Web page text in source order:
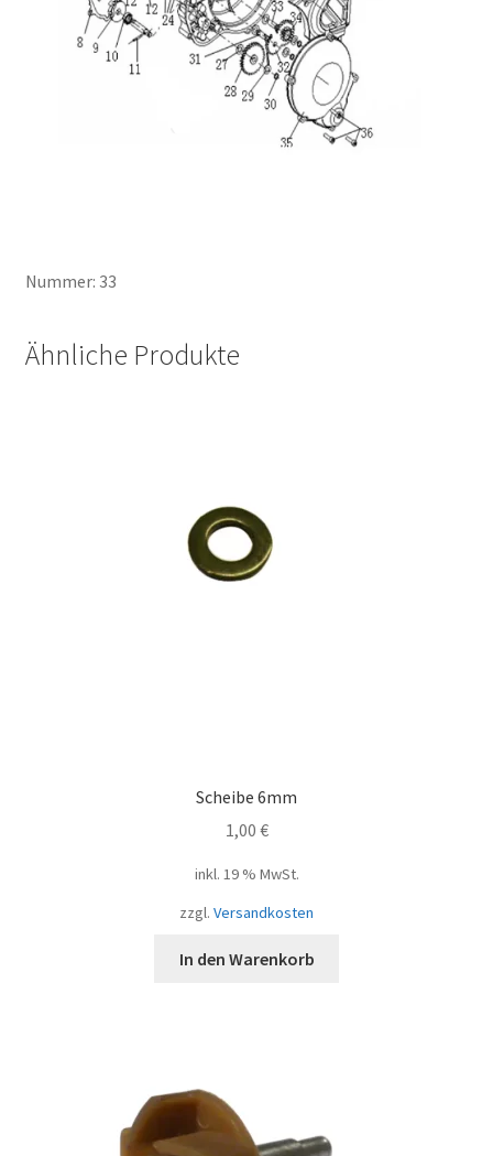
Nummer: 33
Ähnliche Produkte
Scheibe 6mm
1,00 €
inkl. 19 % MwSt.
zzgl. Versandkosten
In den Warenkorb